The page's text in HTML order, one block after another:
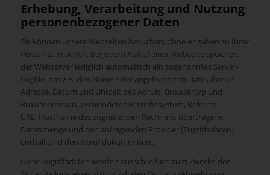
Erhebung, Verarbeitung und Nutzung
personenbezogener Daten
Sie können unsere Webseiten besuchen, ohne Angaben zu Ihrer
Person zu machen. Bei jedem Aufruf einer Webseite speichert
der Webserver lediglich automatisch ein sogenanntes Server-
Logﬁle, das z.B. den Namen der angeforderten Datei, Ihre IP-
Adresse, Datum und Uhrzeit des Abrufs, Browsertyp und
Browserversion, verwendetes Betriebssystem, Referrer
URL, Hostname des zugreifenden Rechners, übertragene
Datenmenge und den anfragenden Provider (Zugriffsdaten)
enthält und den Abruf dokumentiert.
Diese Zugriffsdaten werden ausschließlich zum Zwecke der